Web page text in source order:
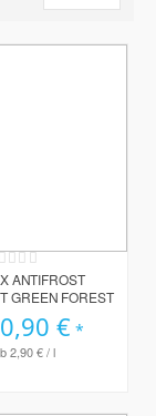
ANTIFROST
GREEN FOREST
€
2,90 €/ l